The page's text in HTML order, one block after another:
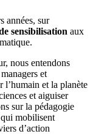
années, sur
sensibilisation aux
nous entendons
et
l’humain et la planète
et aiguiser
sur la pédagogie
mobilisent
d’action